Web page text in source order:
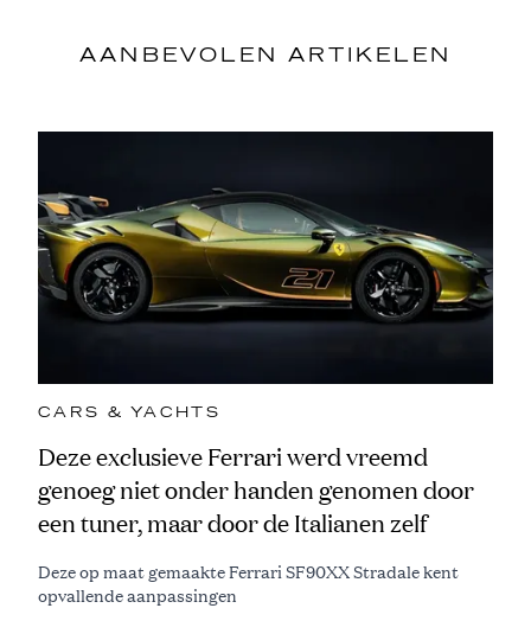
AANBEVOLEN ARTIKELEN
CARS & YACHTS
Deze exclusieve Ferrari werd vreemd
genoeg niet onder handen genomen door
een tuner, maar door de Italianen zelf
Deze op maat gemaakte Ferrari SF90XX Stradale kent
opvallende aanpassingen